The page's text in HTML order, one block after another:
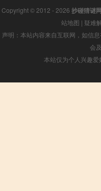
Copyright © 2012 - 2026 抄碰猜谜网
站地图 | 疑难
声明：本站内容来自互联网，如信
会
本站仅为个人兴趣